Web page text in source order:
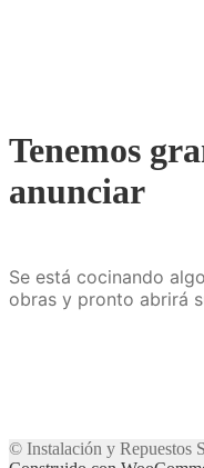
Tenemos
anunciar
Se está cocinando
obras y pronto abrirá
© Instalación y